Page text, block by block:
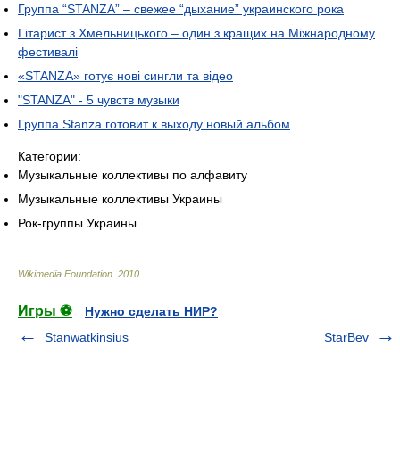
Группа “STANZA” – свежее “дыхание” украинского рока
Гітарист з Хмельницького – один з кращих на Міжнародному
фестивалі
«STANZA» готує нові сингли та відео
"STANZA" - 5 чувств музыки
Группа Stanza готовит к выходу новый альбом
Категории:
Музыкальные коллективы по алфавиту
Музыкальные коллективы Украины
Рок-группы Украины
Wikimedia Foundation 2010
Игры ⚽
Нужно сделать НИР?
Stanwatkinsius
StarBev